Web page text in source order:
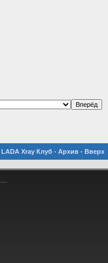
LADA Xray Клуб - Архив - Вверх